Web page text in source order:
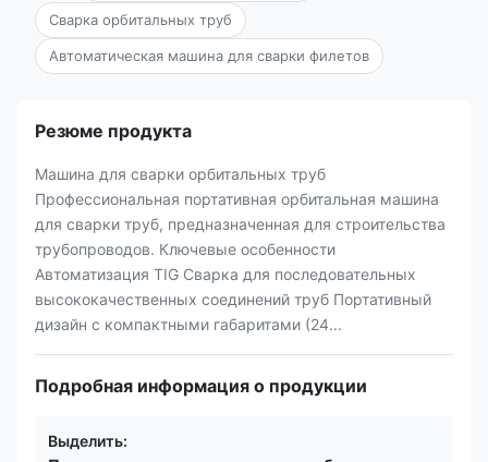
Сварка орбитальных труб
Автоматическая машина для сварки филетов
Резюме продукта
Машина для сварки орбитальных труб
Профессиональная портативная орбитальная машина
для сварки труб, предназначенная для строительства
трубопроводов. Ключевые особенности
Автоматизация TIG Сварка для последовательных
высококачественных соединений труб Портативный
дизайн с компактными габаритами (24...
Подробная информация о продукции
Выделить: